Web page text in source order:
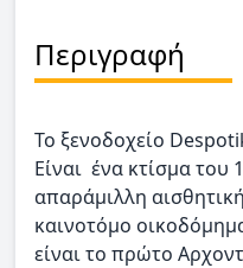
Περιγραφή
Το ξενοδοχείο
Είναι ένα κτίσμα του
απαράμιλλη
καινοτόμο
είναι το πρώτο